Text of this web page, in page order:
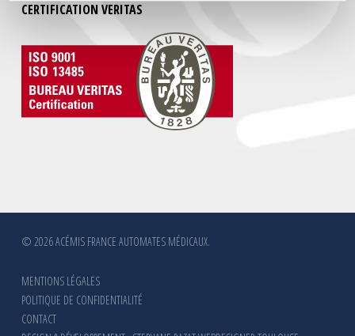
CERTIFICATION VERITAS
© 2026 ACÉMIS FRANCE AUTOMATES MÉDICAUX.
MENTIONS LÉGALES
POLITIQUE DE CONFIDENTIALITÉ
CONTACT